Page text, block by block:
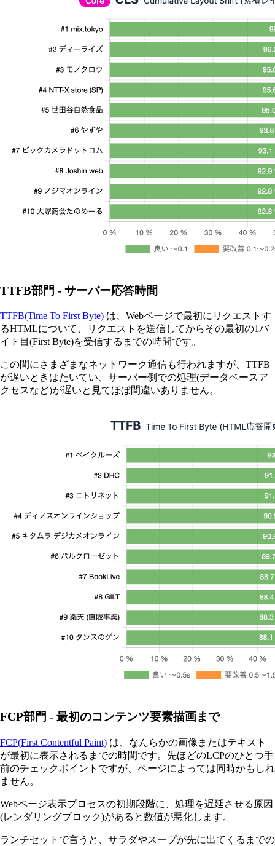
TTFB部門 - サーバー応答時間
TTFB(Time To First Byte) は、Webページで最初にリクエストす
るHTMLについて、リクエストを送信してからその最初の1バ
イト目(First Byte)を受信するまでの時間です。
この間にさまざまなネットワーク通信も行われますが、TTFB
が遅いときはたいてい、サーバー側での処理(データベースア
クセスなど)が遅いと見てほぼ間違いありません。
FCP部門 - 最初のコンテンツ要素描画まで
FCP(First Contentful Paint) は、なんらかの画像またはテキスト
が最初に表示されるまでの時間です。先ほどのLCPのひとつ手
前のチェックポイントですが、ページによっては同時かもしれ
ません。
Webページ表示プロセスの初期段階に、処理を遅延させる原因
(レンダリングブロック)があると数値が悪化します。
ランチセットで言うと、サラダやスープが先に出てくるまでの